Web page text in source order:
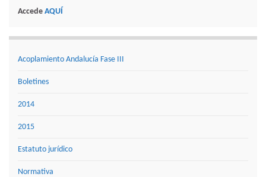
Accede AQUÍ
Acoplamiento Andalucía Fase III
Boletines
2014
2015
Estatuto jurídico
Normativa